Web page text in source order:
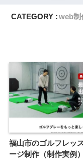
CATEGORY :web制
福山市のゴルフレッ
ージ制作（制作実例）